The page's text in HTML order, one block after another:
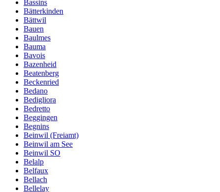
Bassins
Bätterkinden
Bättwil
Bauen
Baulmes
Bauma
Bavois
Bazenheid
Beatenberg
Beckenried
Bedano
Bedigliora
Bedretto
Beggingen
Begnins
Beinwil (Freiamt)
Beinwil am See
Beinwil SO
Belalp
Belfaux
Bellach
Bellelay